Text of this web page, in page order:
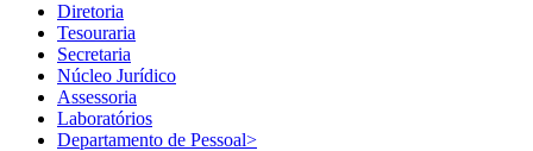
Diretoria
Tesouraria
Secretaria
Núcleo Jurídico
Assessoria
Laboratórios
Departamento de Pessoal>